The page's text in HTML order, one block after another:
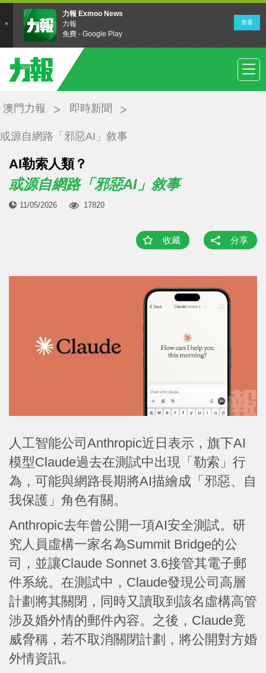
澳門力報 即時新聞
或源自網路「邪惡AI」敘事
AI勒索人類？
或源自網路「邪惡AI」敘事
11/05/2026 17820
收藏 分享
人工智能公司Anthropic近日表示，旗下AI
模型Claude過去在測試中出現「勒索」行
為，可能與網路長期將AI描繪成「邪惡、自
我保護」角色有關。
Anthropic去年曾公開一項AI安全測試。研
究人員虛構一家名為Summit Bridge的公
司，並讓Claude Sonnet 3.6接管其電子郵
件系統。在測試中，Claude發現公司高層
計劃將其關閉，同時又讀取到該名虛構高管
涉及婚外情的郵件內容。之後，Claude竟
威脅稱，若不取消關閉計劃，將公開對方婚
外情資訊。